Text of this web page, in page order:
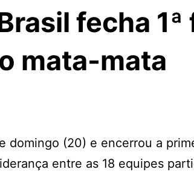
fecha 1ª
mata-mata
domingo (20) e encerrou a
entre as 18 equipes